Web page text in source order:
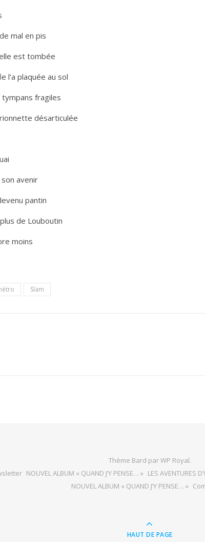
mal en pis
est tombée
l’a plaquée au sol
fragiles
désarticulée
avenir
pantin
de Louboutin
moins
Slam
Thème Bard parWP Royal.
NOUVEL ALBUM « QUAND J’Y PENSE… » LES AVENTURES
NOUVEL ALBUM « QUAND J’Y PENSE… »
HAUT DE PAGE